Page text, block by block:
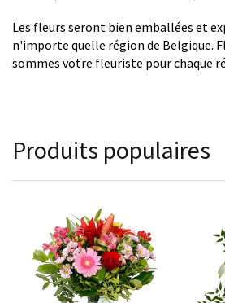
Les fleurs seront bien emballées et
n'importe quelle région de Belgique.
sommes votre fleuriste pour chaque
Produits populaires